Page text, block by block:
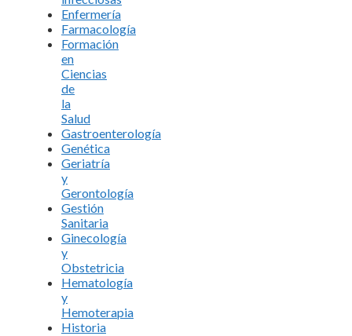
Enfermería
Farmacología
Formación
en
Ciencias
de
la
Salud
Gastroenterología
Genética
Geriatría
y
Gerontología
Gestión
Sanitaria
Ginecología
y
Obstetricia
Hematología
y
Hemoterapia
Historia